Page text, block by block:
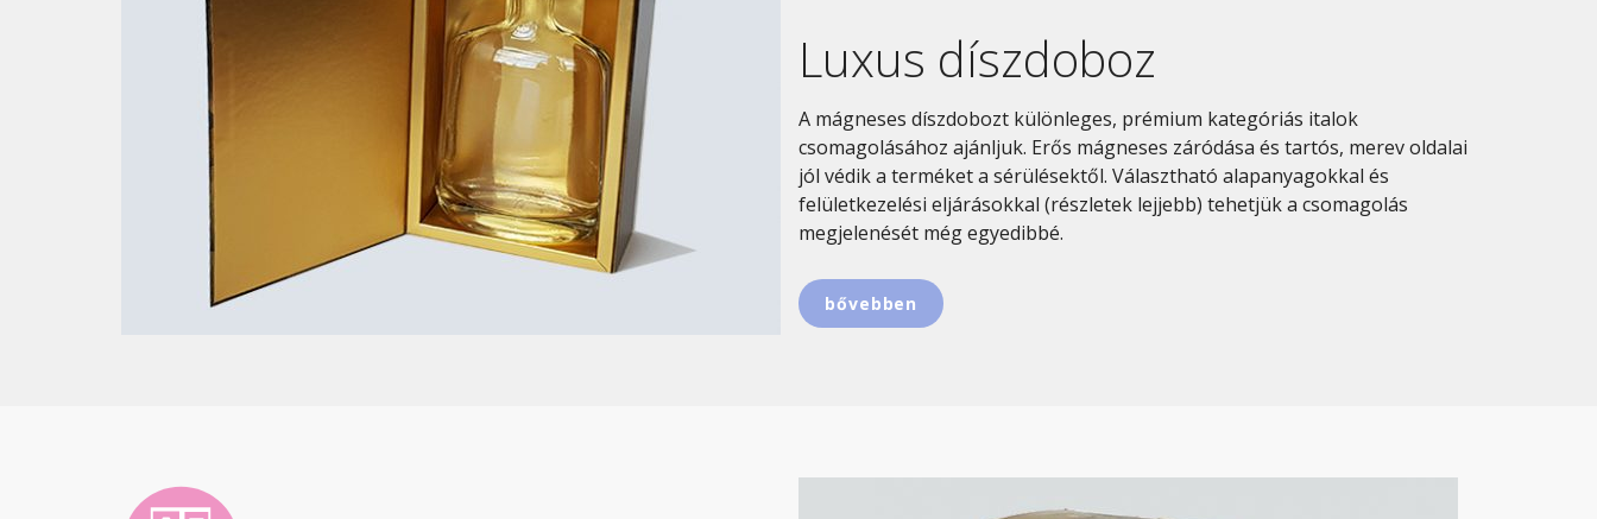
Luxus díszdoboz
A mágneses díszdobozt különleges, prémium kategóriás italok
csomagolásához ajánljuk. Erős mágneses záródása és tartós, merev oldalai
jól védik a terméket a sérülésektől. Választható alapanyagokkal és
felületkezelési eljárásokkal (részletek lejjebb) tehetjük a csomagolás
megjelenését még egyedibbé.
bővebben